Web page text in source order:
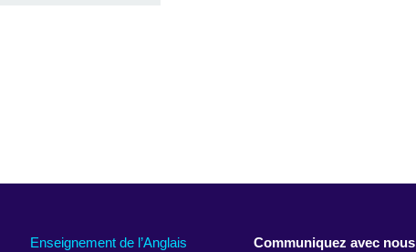
Enseignement de l’Anglais Communiquez avec nous